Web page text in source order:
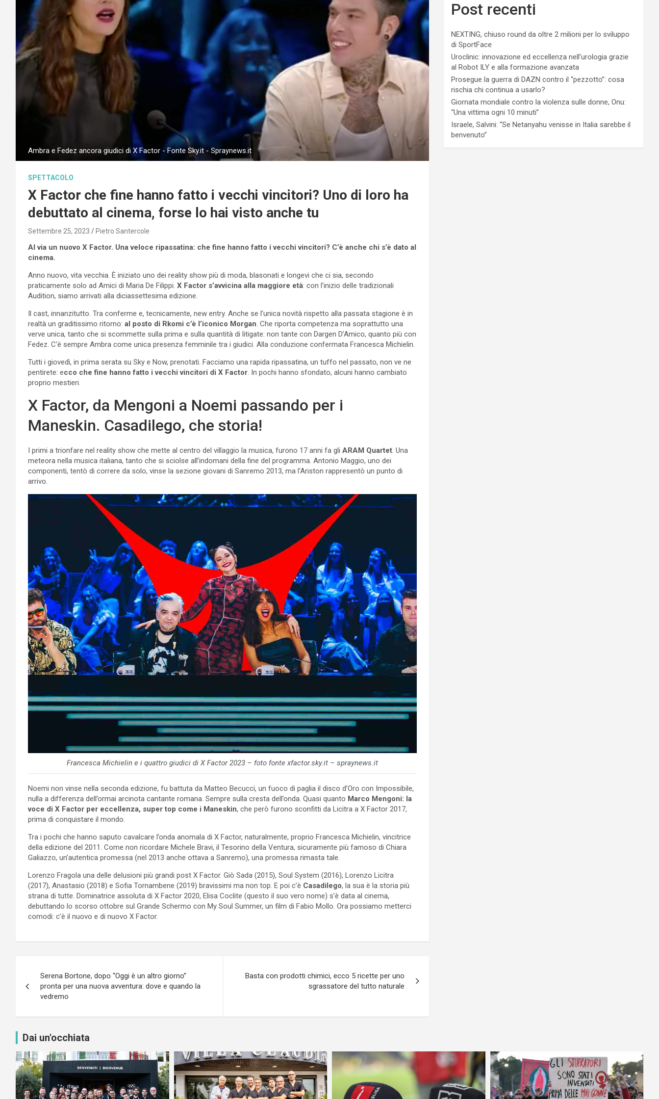
Ambra e Fedez ancora giudici di X Factor - Fonte Sky.it - Spraynews.it
SPETTACOLO
X Factor che fine hanno fatto i vecchi vincitori? Uno di loro ha
debuttato al cinema, forse lo hai visto anche tu
Settembre 25, 2023 Pietro Santercole
Al via un nuovo X Factor. Una veloce ripassatina: che fine hanno fatto i vecchi vincitori? C’è anche chi s’è dato al
cinema.
Anno nuovo, vita vecchia. È iniziato uno dei reality show più di moda, blasonati e longevi che ci sia, secondo
praticamente solo ad Amici di Maria De Filippi. X Factor s’avvicina alla maggiore età: con l’inizio delle tradizionali
Audition, siamo arrivati alla diciassettesima edizione.
Il cast, innanzitutto. Tra conferme e, tecnicamente, new entry. Anche se l’unica novità rispetto alla passata stagione è in
realtà un graditissimo ritorno: al posto di Rkomi c’è l’iconico Morgan . Che riporta competenza ma soprattutto una
verve unica, tanto che si scommette sulla prima e sulla quantità di litigate: non tante con Dargen D’Amico, quanto più con
Fedez. C’è sempre Ambra come unica presenza femminile tra i giudici. Alla conduzione confermata Francesca Michielin.
Tutti i giovedì, in prima serata su Sky e Now, prenotati. Facciamo una rapida ripassatina, un tuffo nel passato, non ve ne
pentirete: ecco che fine hanno fatto i vecchi vincitori di X Factor . In pochi hanno sfondato, alcuni hanno cambiato
proprio mestieri.
X Factor, da Mengoni a Noemi passando per i
Maneskin. Casadilego, che storia!
I primi a trionfare nel reality show che mette al centro del villaggio la musica, furono 17 anni fa gli ARAM Quartet . Una
meteora nella musica italiana, tanto che si sciolse all’indomani della fine del programma. Antonio Maggio, uno dei
componenti, tentò di correre da solo, vinse la sezione giovani di Sanremo 2013, ma l’Ariston rappresentò un punto di
arrivo.
Francesca Michielin e i quattro giudici di X Factor 2023 – foto fonte xfactor.sky.it – spraynews.it
Noemi non vinse nella seconda edizione, fu battuta da Matteo Becucci, un fuoco di paglia il disco d’Oro con Impossibile,
nulla a differenza dell’ormai arcinota cantante romana. Sempre sulla cresta dell’onda. Quasi quanto Marco Mengoni: la
voce di X Factor per eccellenza, super top come i Maneskin, che però furono sconfitti da Licitra a X Factor 2017,
prima di conquistare il mondo.
Tra i pochi che hanno saputo cavalcare l’onda anomala di X Factor, naturalmente, proprio Francesca Michielin, vincitrice
della edizione del 2011. Come non ricordare Michele Bravi, il Tesorino della Ventura, sicuramente più famoso di Chiara
Galiazzo, un’autentica promessa (nel 2013 anche ottava a Sanremo), una promessa rimasta tale.
Lorenzo Fragola una delle delusioni più grandi post X Factor. Giò Sada (2015), Soul System (2016), Lorenzo Licitra
(2017), Anastasio (2018) e Sofia Tornambene (2019) bravissimi ma non top. E poi c’è Casadilego, la sua è la storia più
strana di tutte. Dominatrice assoluta di X Factor 2020, Elisa Coclite (questo il suo vero nome) s’è data al cinema,
debuttando lo scorso ottobre sul Grande Schermo con My Soul Summer, un film di Fabio Mollo. Ora possiamo metterci
comodi: c’è il nuovo e di nuovo X Factor.
articoli
Serena Bortone, dopo “Oggi è un altro giorno”
pronta per una nuova avventura: dove e quando la
vedremo
Basta con prodotti chimici, ecco 5 ricette per uno
sgrassatore del tutto naturale
Post recenti
NEXTING, chiuso round da oltre 2 milioni per lo sviluppo
di SportFace
Uroclinic: innovazione ed eccellenza nell’urologia grazie
al Robot ILY e alla formazione avanzata
Prosegue la guerra di DAZN contro il “pezzotto”: cosa
rischia chi continua a usarlo?
Giornata mondiale contro la violenza sulle donne, Onu:
“Una vittima ogni 10 minuti”
Israele, Salvini: “Se Netanyahu venisse in Italia sarebbe il
benvenuto”
Dai un'occhiata